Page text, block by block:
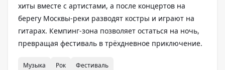
хиты вместе с артистами, а после концертов на
берегу Москвы-реки разводят костры и играют на
гитарах. Кемпинг-зона позволяет остаться на ночь,
превращая фестиваль в трёхдневное приключение.
Музыка Рок Фестиваль